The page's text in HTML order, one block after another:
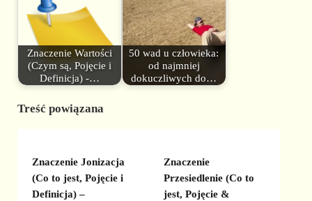
Znaczenie Wartości
(Czym są, Pojęcie i
Definicja) -…
50 wad u człowieka:
od najmniej
dokuczliwych do…
Treść powiązana
Znaczenie Jonizacja
(Co to jest, Pojęcie i
Definicja) –
Znaczenie
Przesiedlenie (Co to
jest, Pojęcie &